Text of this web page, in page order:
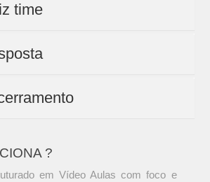
time
?
em Vídeo Aulas com foco e